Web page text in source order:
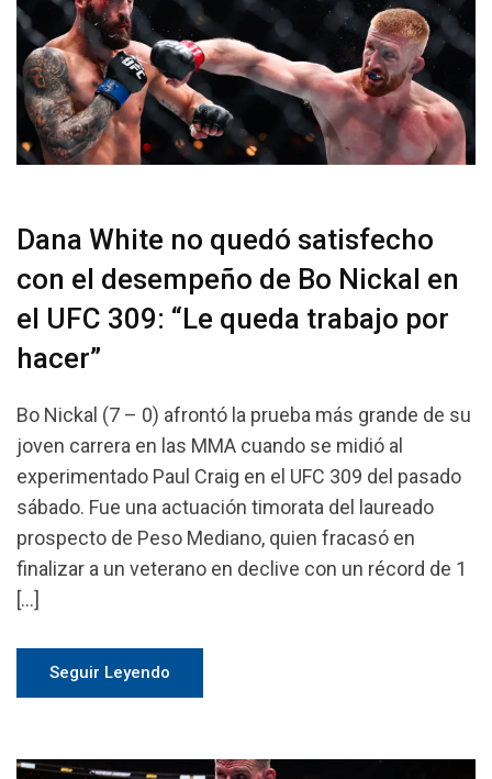
Dana White no quedó satisfecho
con el desempeño de Bo Nickal en
el UFC 309: “Le queda trabajo por
hacer”
Bo Nickal (7 – 0) afrontó la prueba más grande de su
joven carrera en las MMA cuando se midió al
experimentado Paul Craig en el UFC 309 del pasado
sábado. Fue una actuación timorata del laureado
prospecto de Peso Mediano, quien fracasó en
finalizar a un veterano en declive con un récord de 1
[…]
Seguir Leyendo